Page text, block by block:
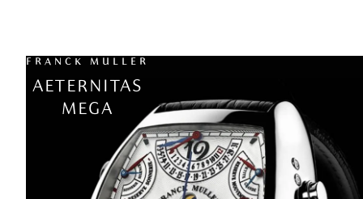
FRANCK MULLER
AETERNITAS
MEGA